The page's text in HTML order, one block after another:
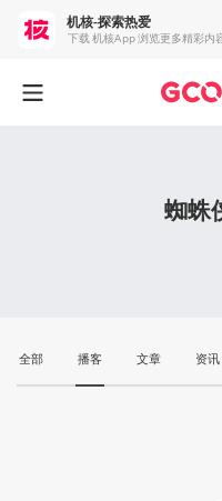
蜘蛛
全部 播客 文章 资讯
机核-探索热爱
下载 机核App 浏览更多精彩内